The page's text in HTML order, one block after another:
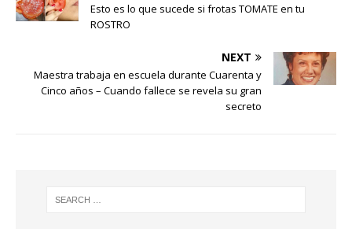
Esto es lo que sucede si frotas TOMATE en tu
ROSTRO
NEXT
Maestra trabaja en escuela durante Cuarenta y
Cinco años – Cuando fallece se revela su gran
secreto